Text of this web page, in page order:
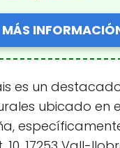
MÁS
es un
ubicado en